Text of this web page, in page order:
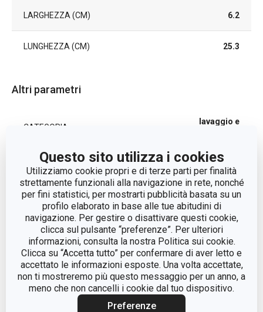
Questo sito utilizza i cookies
Utilizziamo cookie propri e di terze parti per finalità
strettamente funzionali alla navigazione in rete, nonché
per fini statistici, per mostrarti pubblicità basata su un
profilo elaborato in base alle tue abitudini di
navigazione. Per gestire o disattivare questi cookie,
clicca sul pulsante “preferenze”. Per ulteriori
informazioni, consulta la nostra Politica sui cookie.
Clicca su “Accetta tutto” per confermare di aver letto e
accettato le informazioni esposte. Una volta accettate,
non ti mostreremo più questo messaggio per un anno, a
meno che non cancelli i cookie dal tuo dispositivo.
Preferenze
LARGHEZZA (CM) 6.2
LUNGHEZZA (CM) 25.3
Altri parametri
CATEGORIA
lavaggio e
LINEA DI PRODOTTO CLEAN KIT Flex
MATERIALE
plastica,
silicone
TIPO spazzola
EAN 8592973105346
DURATA DELLA GARANZIA (IN